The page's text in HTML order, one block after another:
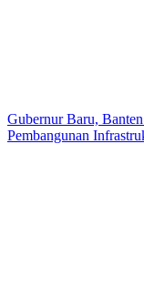
Gubernur Baru,
Pembangunan